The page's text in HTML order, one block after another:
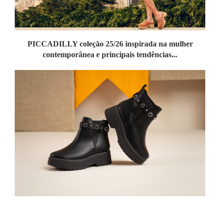
PICCADILLY coleção 25/26 inspirada na mulher
contemporânea e principais tendências...